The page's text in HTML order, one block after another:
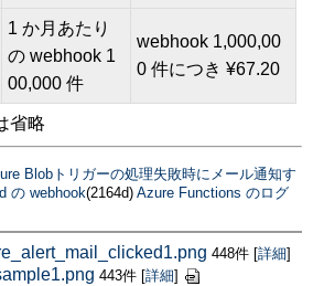
1 か月あたり
の webhook 1
00,000 件
webhook 1,000,00
0 件につき ¥67.20
省略
Blobトリガーの処理失敗時にメール通知す
の webhook(2164d) Azure Functions のログ
448件 [詳細]
443件 [詳細]